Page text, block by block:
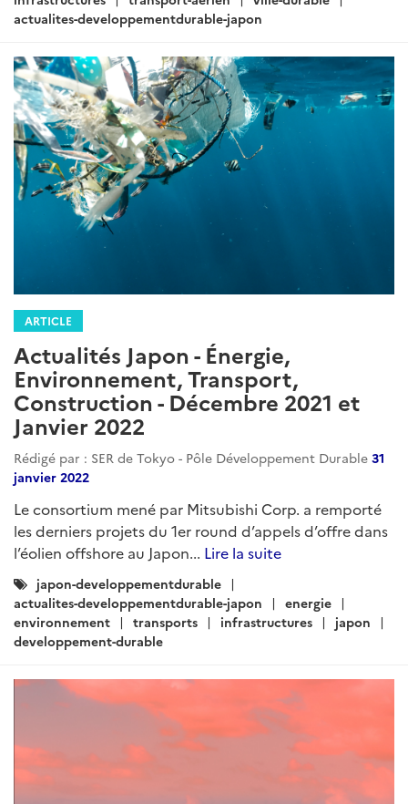
actualites-developpementdurable-japon
ARTICLE
Actualités Japon - Énergie,
Environnement, Transport,
Construction - Décembre 2021 et
Janvier 2022
Rédigé par : SER de Tokyo - Pôle Développement Durable 31
janvier 2022
Le consortium mené par Mitsubishi Corp. a remporté
les derniers projets du 1er round d’appels d’offre dans
l’éolien offshore au Japon... Lire la suite
Catégories
:
japon-developpementdurable
actualites-developpementdurable-japon
energie
environnement
transports infrastructures
japon
developpement-durable